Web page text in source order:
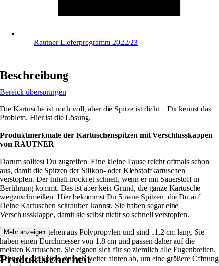
Rautner Lieferprogramm 2022/23
Beschreibung
Bereich überspringen
Die Kartusche ist noch voll, aber die Spitze ist dicht – Du kennst das
Problem. Hier ist die Lösung.
Produktmerkmale der Kartuschenspitzen mit Verschlusskappen
von RAUTNER
Darum solltest Du zugreifen: Eine kleine Pause reicht oftmals schon
aus, damit die Spitzen der Silikon- oder Klebstoffkartuschen
verstopfen. Der Inhalt trocknet schnell, wenn er mit Sauerstoff in
Berührung kommt. Das ist aber kein Grund, die ganze Kartusche
wegzuschmeißen. Hier bekommst Du 5 neue Spitzen, die Du auf
Deine Kartuschen schrauben kannst. Sie haben sogar eine
Verschlussklappe, damit sie selbst nicht so schnell verstopfen.
Die Spitzen bestehen aus Polypropylen und sind 11,2 cm lang. Sie
haben einen Durchmesser von 1,8 cm und passen daher auf die
meisten Kartuschen. Sie eignen sich für so ziemlich alle Fugenbreiten.
Schneide die Spitze einfach weiter hinten ab, um eine größere Öffnung
Mehr anzeigen
Produktsicherheit